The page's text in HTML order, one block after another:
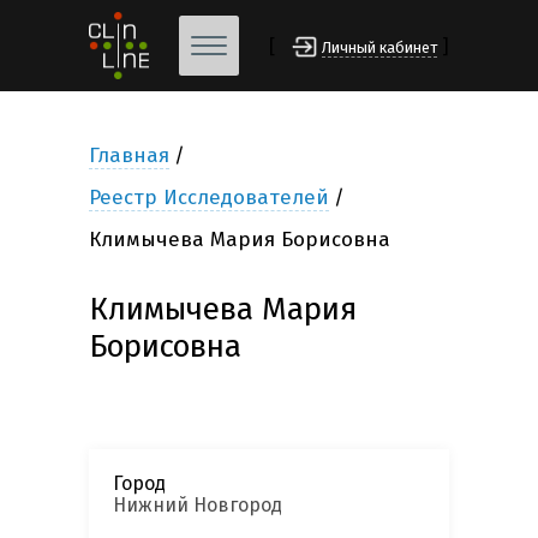
Личный кабинет
Главная
Реестр Исследователей
Климычева Мария Борисовна
Климычева Мария
Борисовна
Город
Нижний Новгород